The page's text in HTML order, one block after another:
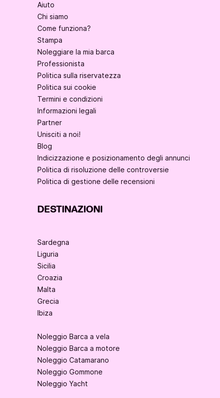
Aiuto
Chi siamo
Come funziona?
Stampa
Noleggiare la mia barca
Professionista
Politica sulla riservatezza
Politica sui cookie
Termini e condizioni
Informazioni legali
Partner
Unisciti a noi!
Blog
Indicizzazione e posizionamento degli annunci
Politica di risoluzione delle controversie
Politica di gestione delle recensioni
DESTINAZIONI
Sardegna
Liguria
Sicilia
Croazia
Malta
Grecia
Ibiza
Noleggio Barca a vela
Noleggio Barca a motore
Noleggio Catamarano
Noleggio Gommone
Noleggio Yacht